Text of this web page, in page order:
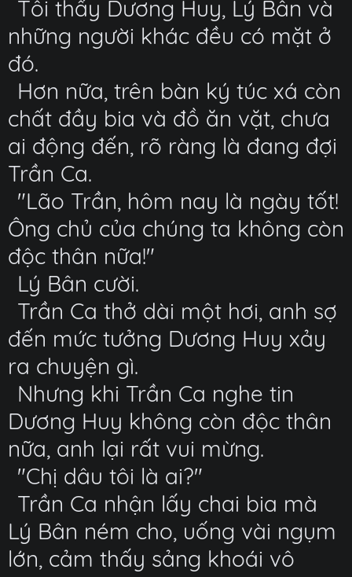
Tôi thấy Dương Huy, Lý Bân và
những người khác đều có mặt ở
đó.
Hơn nữa, trên bàn ký túc xá còn
chất đầy bia và đồ ăn vặt, chưa
ai động đến, rõ ràng là đang đợi
Trần Ca.
"Lão Trần, hôm nay là ngày tốt!
Ông chủ của chúng ta không còn
độc thân nữa!"
Lý Bân cười.
Trần Ca thở dài một hơi, anh sợ
đến mức tưởng Dương Huy xảy
ra chuyện gì.
Nhưng khi Trần Ca nghe tin
Dương Huy không còn độc thân
nữa, anh lại rất vui mừng.
"Chị dâu tôi là ai?"
Trần Ca nhận lấy chai bia mà
Lý Bân ném cho, uống vài ngụm
lớn, cảm thấy sảng khoái vô